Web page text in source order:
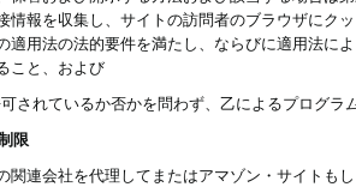
情報を収集し、サイトの訪問者のブラウザにク
適用法の法的要件を満たし、ならびに適用法に
こと、および
されているか否かを問わず、乙によるプログ
限
関連会社を代理してまたはアマゾン・サイトも